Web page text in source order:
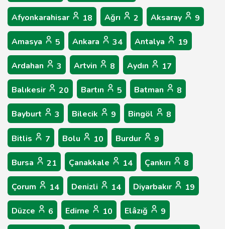
Afyonkarahisar 18 Ağrı 2 Aksaray 9
Amasya 5 Ankara 34 Antalya 19
Ardahan 3 Artvin 8 Aydın 17
Balıkesir 20 Bartın 5 Batman 8
Bayburt 3 Bilecik 9 Bingöl 8
Bitlis 7 Bolu 10 Burdur 9
Bursa 21 Çanakkale 14 Çankırı 8
Çorum 14 Denizli 14 Diyarbakır 19
Düzce 6 Edirne 10 Elâzığ 9